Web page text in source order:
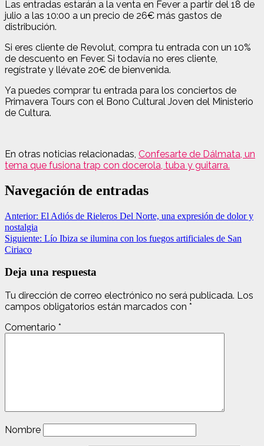
Las entradas estarán a la venta en Fever a partir del 18 de
julio a las 10:00 a un precio de 26€ más gastos de
distribución.
Si eres cliente de Revolut, compra tu entrada con un 10%
de descuento en Fever. Si todavía no eres cliente,
regístrate y llévate 20€ de bienvenida.
Ya puedes comprar tu entrada para los conciertos de
Primavera Tours con el Bono Cultural Joven del Ministerio
de Cultura.
En otras noticias relacionadas, Confesarte de Dálmata, un
tema que fusiona trap con docerola, tuba y guitarra.
Navegación de entradas
Anterior: El Adiós de Rieleros Del Norte, una expresión de dolor y
nostalgia
Siguiente: Lío Ibiza se ilumina con los fuegos artificiales de San
Ciriaco
Deja una respuesta
Tu dirección de correo electrónico no será publicada. Los
campos obligatorios están marcados con *
Comentario *
Nombre